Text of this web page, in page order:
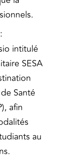
:
intitulé
SESA
Santé
afin
au